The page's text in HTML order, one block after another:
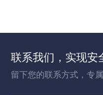
联系我们，实现安
留下您的联系方式，专